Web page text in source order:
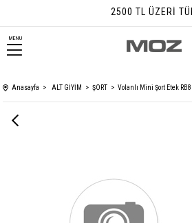
2500 TL ÜZERI
MENU
Anasayfa ALT GİYİM ŞORT Volanlı Mini Şort Etek